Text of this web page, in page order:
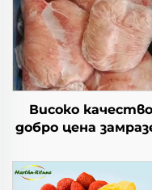
Високо качество
добро цена
мазнина на
опашката наличен